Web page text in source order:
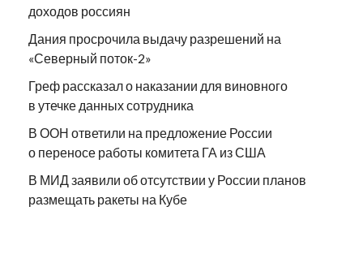
доходов россиян
Дания просрочила выдачу разрешений на
«Северный поток-2»
Греф рассказал о наказании для виновного
в утечке данных сотрудника
В ООН ответили на предложение России
о переносе работы комитета ГА из США
В МИД заявили об отсутствии у России планов
размещать ракеты на Кубе